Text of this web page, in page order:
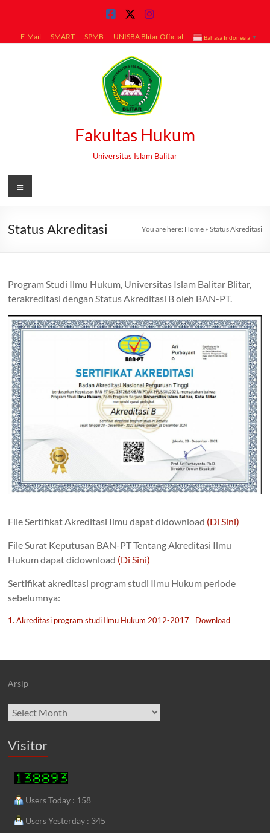
E-Mail SMART SPMB UNISBA Blitar Official Bahasa Indonesia ▼
Fakultas Hukum
Universitas Islam Balitar
Menu
Status Akreditasi You are here: Home» Status Akreditasi
Program Studi Ilmu Hukum, Universitas Islam Balitar Blitar,
terakreditasi dengan Status Akreditasi B oleh BAN-PT.
File Sertifikat Akreditasi Ilmu dapat didownload (Di Sini)
File Surat Keputusan BAN-PT Tentang Akreditasi Ilmu
Hukum dapat didownload (Di Sini)
Sertifikat akreditasi program studi Ilmu Hukum periode
sebelumnya:
1. Akreditasi program studi Ilmu Hukum 2012-2017 Download
Arsip
Archives
Visitor
Users Today : 158
Users Yesterday : 345